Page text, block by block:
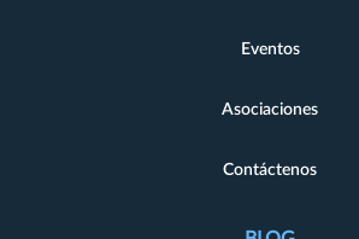
Eventos
Asociaciones
Contáctenos